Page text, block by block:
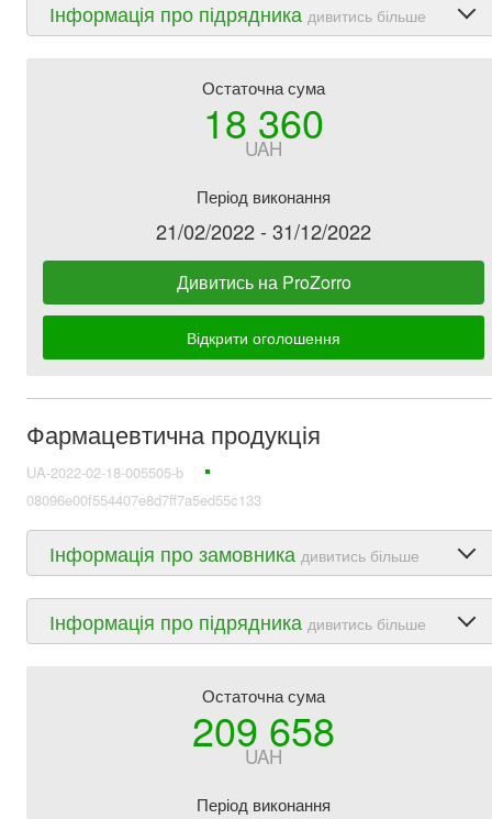
Інформація про підрядника дивитись більше
Остаточна сума
18 360
UAH
Період виконання
21/02/2022 - 31/12/2022
Дивитись на ProZorro
Відкрити оголошення
Фармацевтична продукція
UA-2022-02-18-005505-b
08096e00f554407e8d7ff7a5ed55c133
Інформація про замовника дивитись більше
Інформація про підрядника дивитись більше
Остаточна сума
209 658
UAH
Період виконання